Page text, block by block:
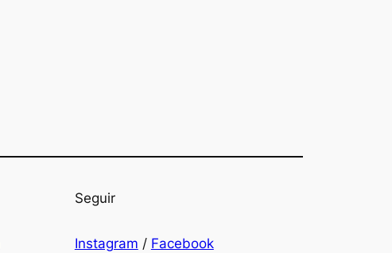
Seguir
Instagram / Facebook